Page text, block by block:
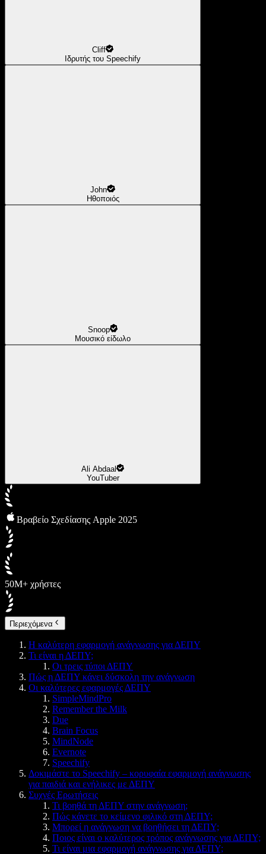
Cliff
Ιδρυτής του Speechify
John
Ηθοποιός
Snoop
Μουσικό είδωλο
Ali Abdaal
YouTuber
Βραβείο Σχεδίασης Apple 2025
50M+ χρήστες
Περιεχόμενα
Η καλύτερη εφαρμογή ανάγνωσης για ΔΕΠΥ
Τι είναι η ΔΕΠΥ;
Οι τρεις τύποι ΔΕΠΥ
Πώς η ΔΕΠΥ κάνει δύσκολη την ανάγνωση
Οι καλύτερες εφαρμογές ΔΕΠΥ
SimpleMindPro
Remember the Milk
Due
Brain Focus
MindNode
Evernote
Speechify
Δοκιμάστε το Speechify – κορυφαία εφαρμογή ανάγνωσης
για παιδιά και ενήλικες με ΔΕΠΥ
Συχνές Ερωτήσεις
Τι βοηθά τη ΔΕΠΥ στην ανάγνωση;
Πώς κάνετε το κείμενο φιλικό στη ΔΕΠΥ;
Μπορεί η ανάγνωση να βοηθήσει τη ΔΕΠΥ;
Ποιος είναι ο καλύτερος τρόπος ανάγνωσης για ΔΕΠΥ;
Τι είναι μια εφαρμογή ανάγνωσης για ΔΕΠΥ;